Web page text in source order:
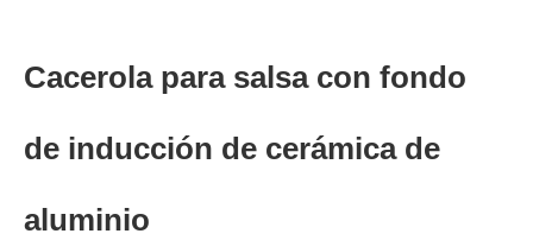
Cacerola para salsa con fondo
de inducción de cerámica de
aluminio